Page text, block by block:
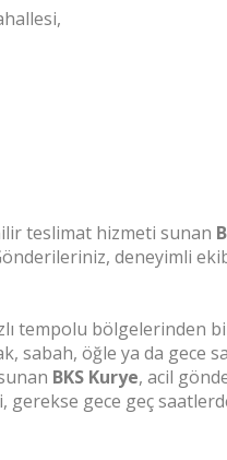
teslimat hizmeti sunan
deneyimli
tempolu bölgelerinden
sabah, öğle ya da gece
BKS Kurye, acil
gerekse gece geç